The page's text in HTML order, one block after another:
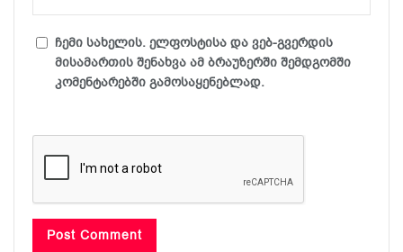
ჩემი სახელის. ელფოსტისა და ვებ-გვერდის
მისამართის შენახვა ამ ბრაუზერში შემდგომში
კომენტარებში გამოსაყენებლად.